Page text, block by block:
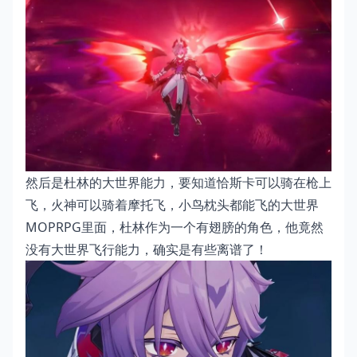
然后是杜林的大世界能力，要知道恰斯卡可以骑在枪上
飞，火神可以骑着摩托飞，小鸟枕头都能飞的大世界
MOPRPG里面，杜林作为一个有翅膀的角色，他竟然
没有大世界飞行能力，确实是有些离谱了！